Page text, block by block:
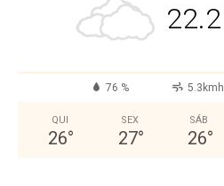
22.2
76 % 5.3kmh
QUI
26°
SEX
27°
SÁB
26°